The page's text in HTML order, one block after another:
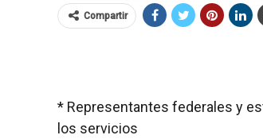
Compartir
* Representantes federales y
los servicios